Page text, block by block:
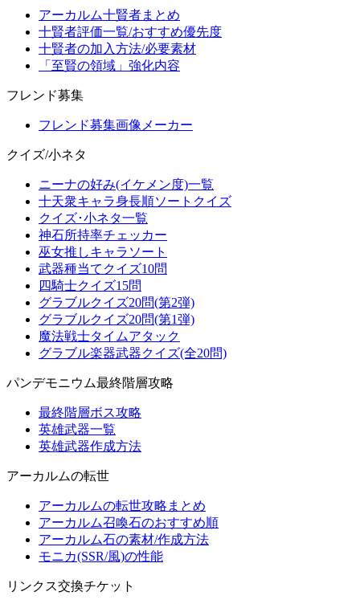
アーカルム十賢者まとめ
十賢者評価一覧/おすすめ優先度
十賢者の加入方法/必要素材
「至賢の領域」強化内容
フレンド募集
フレンド募集画像メーカー
クイズ/小ネタ
ニーナの好み(イケメン度)一覧
十天衆キャラ身長順ソートクイズ
クイズ･小ネタ一覧
神石所持率チェッカー
巫女推しキャラソート
武器種当てクイズ10問
四騎士クイズ15問
グラブルクイズ20問(第2弾)
グラブルクイズ20問(第1弾)
魔法戦士タイムアタック
グラブル楽器武器クイズ(全20問)
パンデモニウム最終階層攻略
最終階層ボス攻略
英雄武器一覧
英雄武器作成方法
アーカルムの転世
アーカルムの転世攻略まとめ
アーカルム召喚石のおすすめ順
アーカルム石の素材/作成方法
モニカ(SSR/風)の性能
リンクス交換チケット